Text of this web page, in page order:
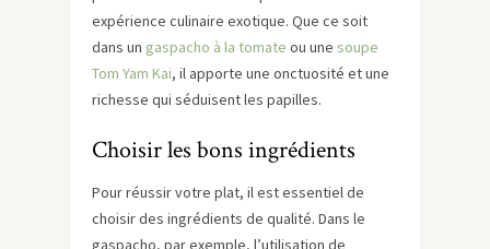
expérience culinaire exotique. Que ce soit
dans un gaspacho à la tomate ou une soupe
Tom Yam Kai, il apporte une onctuosité et une
richesse qui séduisent les papilles.
Choisir les bons ingrédients
Pour réussir votre plat, il est essentiel de
choisir des ingrédients de qualité. Dans le
gaspacho, par exemple, l’utilisation de